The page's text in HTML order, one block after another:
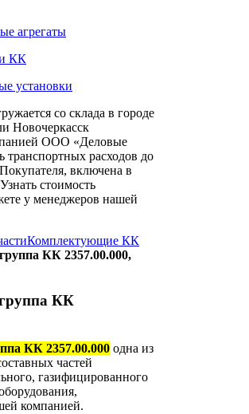
со склада в городе
Новочеркасск
ООО «Деловые
транспортных расходов до
включена в
стоимость
у менеджеров нашей
Комплектующие КК
КК 2357.00.000,
КК
КК 2357.00.000 одна из
частей
газифицированного
компанией.